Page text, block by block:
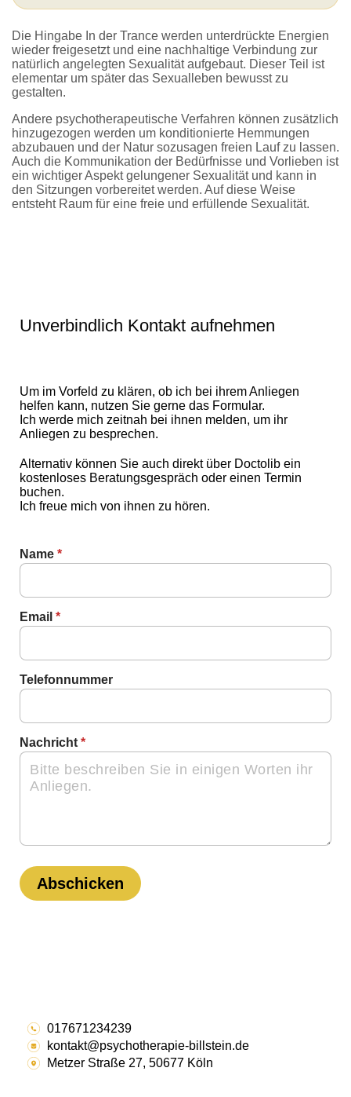
Die Hingabe In der Trance werden unterdrückte Energien
wieder freigesetzt und eine nachhaltige Verbindung zur
natürlich angelegten Sexualität aufgebaut. Dieser Teil ist
elementar um später das Sexualleben bewusst zu
gestalten.
Andere psychotherapeutische Verfahren können zusätzlich
hinzugezogen werden um konditionierte Hemmungen
abzubauen und der Natur sozusagen freien Lauf zu lassen.
Auch die Kommunikation der Bedürfnisse und Vorlieben ist
ein wichtiger Aspekt gelungener Sexualität und kann in
den Sitzungen vorbereitet werden. Auf diese Weise
entsteht Raum für eine freie und erfüllende Sexualität.
Unverbindlich Kontakt aufnehmen
Um im Vorfeld zu klären, ob ich bei ihrem Anliegen
helfen kann, nutzen Sie gerne das Formular.
Ich werde mich zeitnah bei ihnen melden, um ihr
Anliegen zu besprechen.
Alternativ können Sie auch direkt über Doctolib ein
kostenloses Beratungsgespräch oder einen Termin
buchen.
Ich freue mich von ihnen zu hören.
Nachricht
Telefonnummer
Name *
Email *
Telefonnummer
Nachricht *
Abschicken
017671234239
kontakt@psychotherapie-billstein.de
Metzer Straße 27, 50677 Köln